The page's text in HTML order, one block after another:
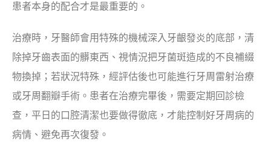
患者本身的配合才是最重要的。
治療時，牙醫師會用特殊的機械深入牙齦發炎的底部，清
除掉牙齒表面的髒東西、視情況把牙菌斑造成的不良補綴
物換掉；若狀況特殊，經評估後也可能進行牙周雷射治療
或牙周翻瓣手術。患者在治療完畢後，需要定期回診檢
查，平日的口腔清潔也要做得徹底，才能控制好牙周病的
病情、避免再次復發。